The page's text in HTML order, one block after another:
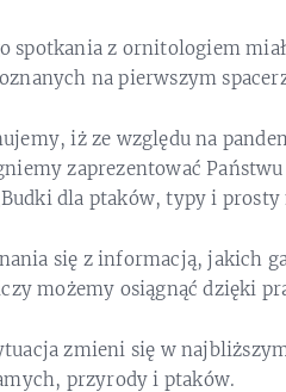
spotkania z ornitologiem
na pierwszym
iż ze względu na
zaprezentować
dla ptaków, typy i prosty
się z informacją, jakich
możemy osiągnąć dzięki
zmieni się w
przyrody i ptaków.